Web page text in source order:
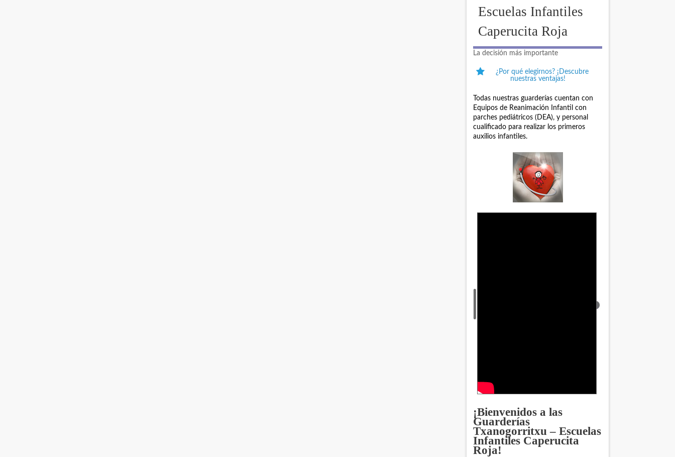
Escuelas Infantiles
Caperucita Roja
La decisión más importante
¿Por qué elegirnos? ¡Descubre
nuestras ventajas!
Todas nuestras guarderías cuentan con
Equipos de Reanimación Infantil con
parches pediátricos (DEA), y personal
cualificado para realizar los primeros
auxilios infantiles.
¡Bienvenidos a las
Guarderías
Txanogorritxu – Escuelas
Infantiles Caperucita
Roja!